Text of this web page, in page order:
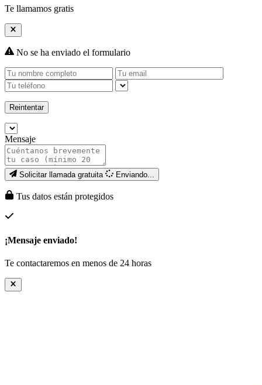
Te llamamos gratis
No se ha enviado el formulario
Reintentar
Mensaje
Solicitar llamada gratuita Enviando...
Tus datos están protegidos
¡Mensaje enviado!
Te contactaremos en menos de 24 horas